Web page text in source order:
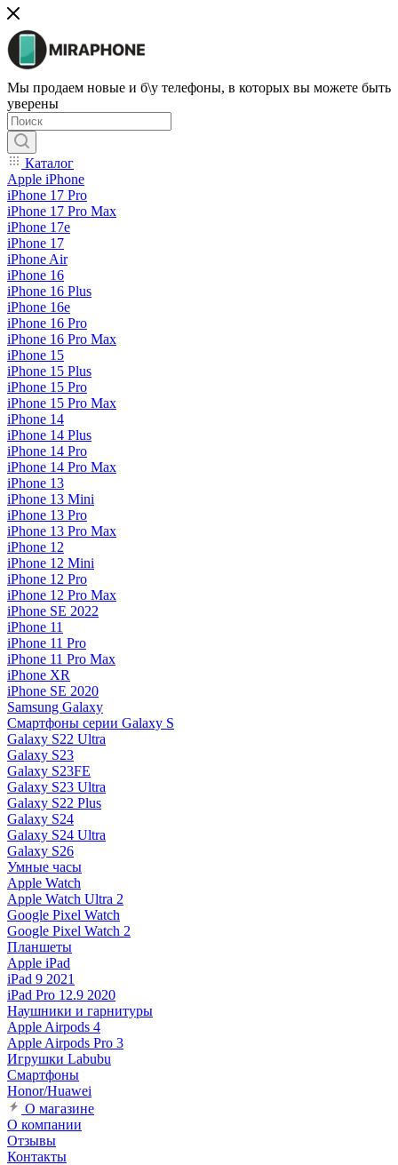
Мы продаем новые и б\у телефоны, в которых вы можете быть
уверены
Каталог
Apple iPhone
iPhone 17 Pro
iPhone 17 Pro Max
iPhone 17e
iPhone 17
iPhone Air
iPhone 16
iPhone 16 Plus
iPhone 16e
iPhone 16 Pro
iPhone 16 Pro Max
iPhone 15
iPhone 15 Plus
iPhone 15 Pro
iPhone 15 Pro Max
iPhone 14
iPhone 14 Plus
iPhone 14 Pro
iPhone 14 Pro Max
iPhone 13
iPhone 13 Mini
iPhone 13 Pro
iPhone 13 Pro Max
iPhone 12
iPhone 12 Mini
iPhone 12 Pro
iPhone 12 Pro Max
iPhone SE 2022
iPhone 11
iPhone 11 Pro
iPhone 11 Pro Max
iPhone XR
iPhone SE 2020
Samsung Galaxy
Смартфоны серии Galaxy S
Galaxy S22 Ultra
Galaxy S23
Galaxy S23FE
Galaxy S23 Ultra
Galaxy S22 Plus
Galaxy S24
Galaxy S24 Ultra
Galaxy S26
Умные часы
Apple Watch
Apple Watch Ultra 2
Google Pixel Watch
Google Pixel Watch 2
Планшеты
Apple iPad
iPad 9 2021
iPad Pro 12.9 2020
Наушники и гарнитуры
Apple Airpods 4
Apple Airpods Pro 3
Игрушки Labubu
Смартфоны
Honor/Huawei
О магазине
О компании
Отзывы
Контакты